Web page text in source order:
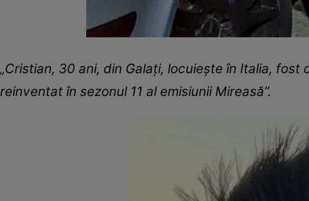
„Cristian, 30 ani, din Galați, locuiește în Italia,
reinventat în sezonul 11 al emisiunii Mireasă”.